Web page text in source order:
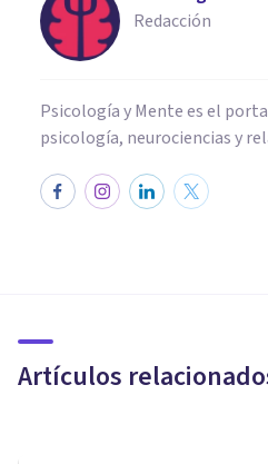
Redacción
Psicología y Mente es el
psicología, neurociencias y
Artículos
Daniel Kahneman